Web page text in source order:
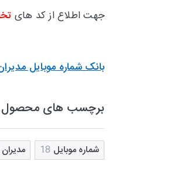
جهت اطلاع از کد های
بانک شماره موبایل
برچسب های محصول
شماره موبایل 18 مدیران